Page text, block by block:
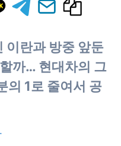
이란과 방중 앞둔
까… 현대차의 그
의 1로 줄여서 공